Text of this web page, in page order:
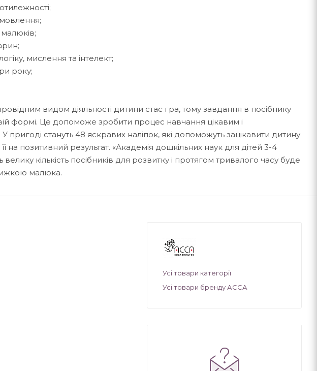
мислення та інтелект;
року;
видом діяльності дитини стає гра, тому завдання в посібнику
формі. Це допоможе зробити процес навчання цікавим і
пригоді стануть 48 яскравих наліпок, які допоможуть зацікавити дитину
на позитивний результат. «Академія дошкільних наук для дітей 3-4
велику кількість посібників для розвитку і протягом тривалого часу буде
малюка.
Усі товари категорії
Усі товари бренду АССА